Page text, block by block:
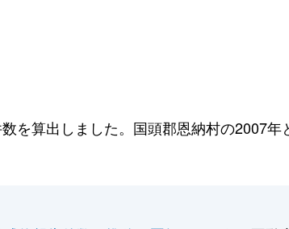
を算出しました。国頭郡恩納村の2007年